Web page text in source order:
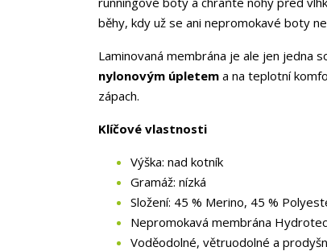
běhy, kdy už se ani nepromokavé boty
Laminovaná membrána je ale jen jedna
nylonovým úpletem a na teplotní
zápach.
Klíčové vlastnosti
Výška: nad kotník
Gramáž: nízká
Složení: 45 % Merino, 45 %
Nepromokavá membrána
Voděodolné, větruodolné a